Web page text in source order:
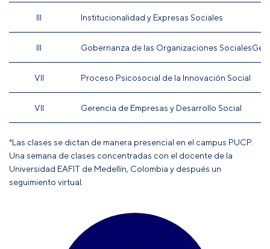
III Institucionalidad y Expresas Sociales
III Gobernanza de las Organizaciones
VII Proceso Psicosocial de la Innovación Social
VII Gerencia de Empresas y Desarrollo Social
*Las clases se dictan de manera presencial en el campus PUCP.
Una semana de clases concentradas con el docente de la
Universidad EAFIT de Medellín, Colombia y después un
seguimiento virtual.